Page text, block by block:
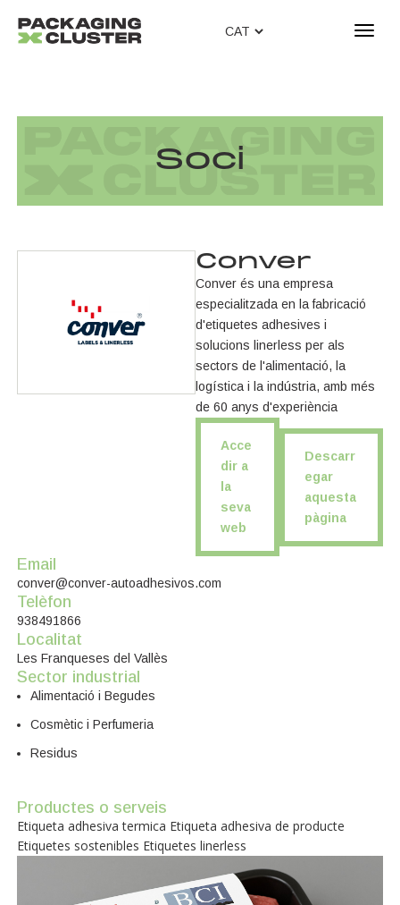
T
i
o
Soci
Conver
Conver és una empresa
especialitzada en la fabricació
d'etiquetes adhesives i
solucions linerless per als
sectors de l'alimentació, la
logística i la indústria, amb més
de 60 anys d'experiència
Acce
dir a
la
seva
web
Descarr
egar
aquesta
pàgina
Email
conver@conver-autoadhesivos.com
Telèfon
938491866
Localitat
Les Franqueses del Vallès
Sector industrial
Alimentació i Begudes
Cosmètic i Perfumeria
Residus
Productes o serveis
Etiqueta adhesiva termica Etiqueta adhesiva de producte
Etiquetes sostenibles Etiquetes linerless